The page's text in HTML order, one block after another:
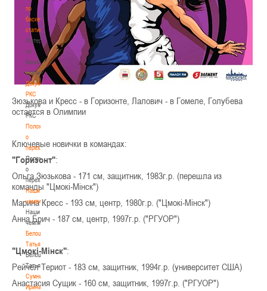
по
баскетбольной
статистике
Материалы
по
баскетбольной
статистике
Документы
РКС
Документы
РКС
Положение
о
переходах
Положение
о
переходах
Наши
чемпионы
Наши
чемпионы
Белошапко
Татьяна
Белошапко
Татьяна
Сумникова
Ирина
Зюзькова и Кресс - в Горизонте, Лалович - в Гомеле, Голубева
остается в Олимпии
Ключевые новички в командах:
"Горизонт":
Ольга Зюзькова - 171 см, защитник, 1983г.р. (перешла из
команды "Цмокi-Мiнск")
Марина Кресс - 193 см, центр, 1980г.р. ("Цмокi-Мiнск")
Анна Брич - 187 см, центр, 1997г.р. ("РГУОР")
"Цмокi-Мiнск":
Рейчел Териот - 183 см, защитник, 1994г.р. (университет США)
Анастасия Сущик - 160 см, защитник, 1997г.р. ("РГУОР")